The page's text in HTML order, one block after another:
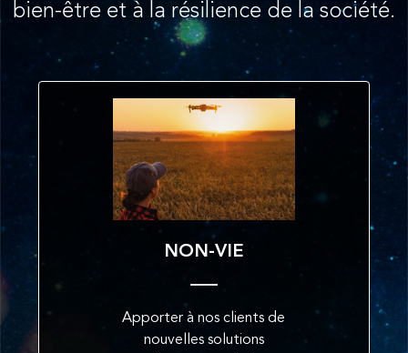
bien-être et à la résilience de la société.
NON-VIE
Apporter à nos clients de
nouvelles solutions